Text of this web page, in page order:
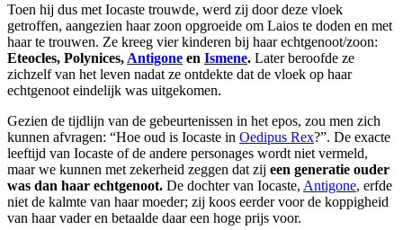
Toen hij dus met Iocaste trouwde, werd zij door deze vloek
getroffen, aangezien haar zoon opgroeide om Laios te doden en met
haar te trouwen. Ze kreeg vier kinderen bij haar echtgenoot/zoon:
Eteocles, Polynices, Antigone en Ismene. Later beroofde ze
zichzelf van het leven nadat ze ontdekte dat de vloek op haar
echtgenoot eindelijk was uitgekomen.
Gezien de tijdlijn van de gebeurtenissen in het epos, zou men zich
kunnen afvragen: “Hoe oud is Iocaste in Oedipus Rex?”. De exacte
leeftijd van Iocaste of de andere personages wordt niet vermeld,
maar we kunnen met zekerheid zeggen dat zij een generatie ouder
was dan haar echtgenoot. De dochter van Iocaste, Antigone, erfde
niet de kalmte van haar moeder; zij koos eerder voor de koppigheid
van haar vader en betaalde daar een hoge prijs voor.